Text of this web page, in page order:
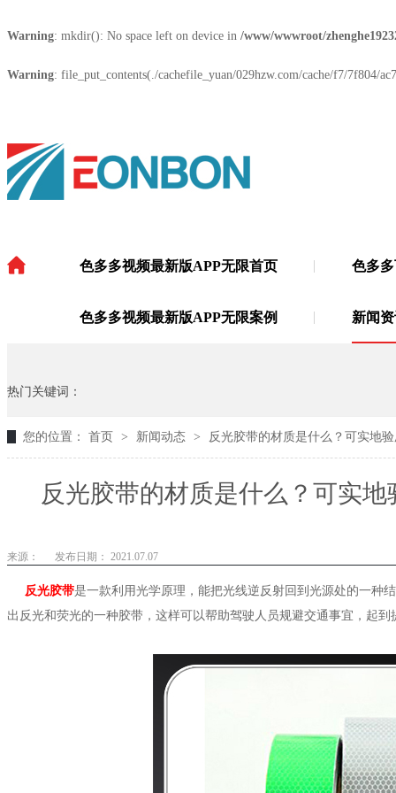
Warning: mkdir(): No space left on device in /www/wwwroot/
Warning: file_put_contents(./cachefile_yuan/029hzw.com/cache/f7/
色多多视频最新版APP无限首页 色多
色多多视频最新版APP无限案例 新闻
热门关键词：
您的位置： 首页 > 新闻动态 > 反光胶带的材质是什么？可实地
反光胶带的材质是什么？可实
来源： 发布日期： 2021.07.07
反光胶带是一款利用光学原理，能把光线逆反射回到光源处的一种
出反光和荧光的一种胶带，这样可以帮助驾驶人员规避交通事宜，起